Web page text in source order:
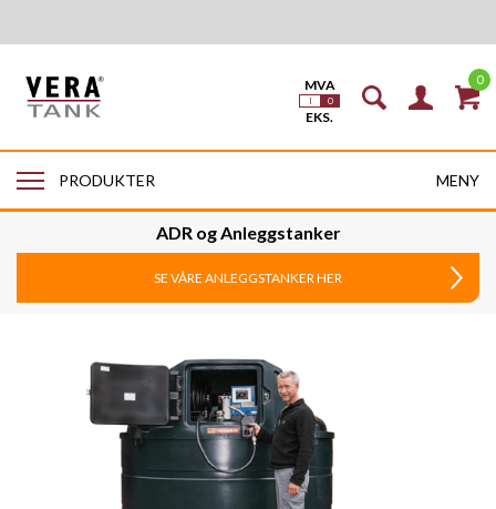
0
PRODUKTER MENY
ADR og Anleggstanker
SE VÅRE ANLEGGSTANKER HER